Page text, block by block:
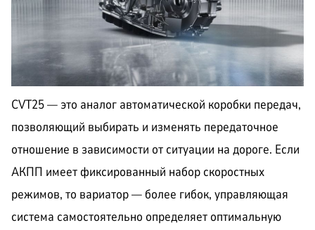
CVT25 — это аналог автоматической коробки передач,
позволяющий выбирать и изменять передаточное
отношение в зависимости от ситуации на дороге. Если
АКПП имеет фиксированный набор скоростных
режимов, то вариатор — более гибок, управляющая
система самостоятельно определяет оптимальную